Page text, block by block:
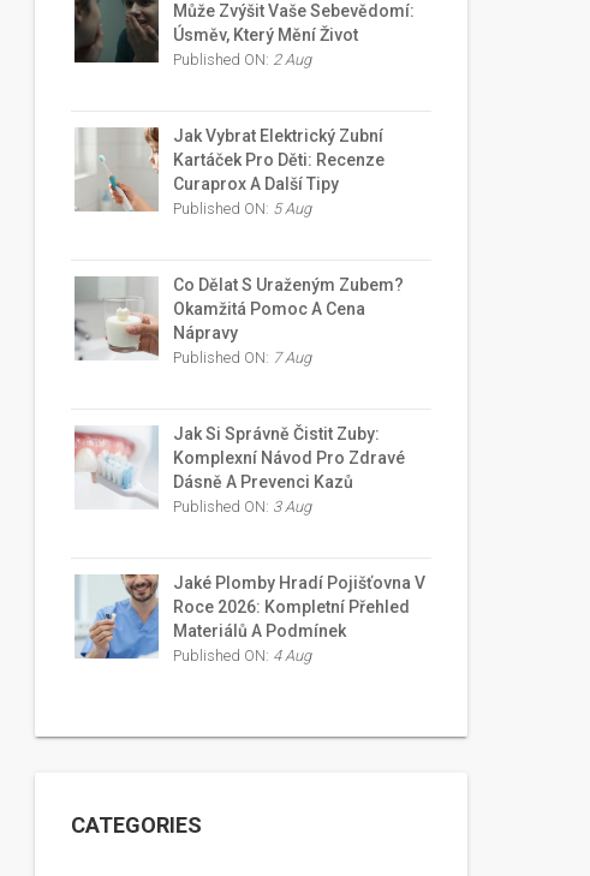
Může Zvýšit Vaše Sebevědomí:
Úsměv, Který Mění Život
Published ON: 2 Aug
Jak Vybrat Elektrický Zubní
Kartáček Pro Děti: Recenze
Curaprox A Další Tipy
Published ON: 5 Aug
Co Dělat S Uraženým Zubem?
Okamžitá Pomoc A Cena
Nápravy
Published ON: 7 Aug
Jak Si Správně Čistit Zuby:
Komplexní Návod Pro Zdravé
Dásně A Prevenci Kazů
Published ON: 3 Aug
Jaké Plomby Hradí Pojišťovna V
Roce 2026: Kompletní Přehled
Materiálů A Podmínek
Published ON: 4 Aug
CATEGORIES